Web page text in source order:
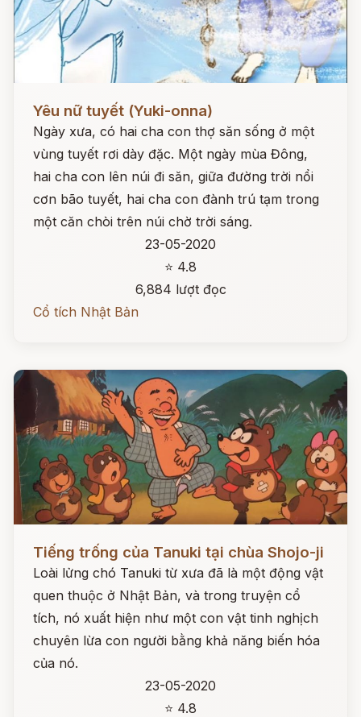
Yêu nữ tuyết (Yuki-onna)
Ngày xưa, có hai cha con thợ săn sống ở một
vùng tuyết rơi dày đặc. Một ngày mùa Đông,
hai cha con lên núi đi săn, giữa đường trời nổi
cơn bão tuyết, hai cha con đành trú tạm trong
một căn chòi trên núi chờ trời sáng.
23-05-2020
⭐ 4.8
6,884 lượt đọc
Cổ tích Nhật Bản
Đọc ngay
Tiếng trống của Tanuki tại chùa Shojo-ji
Loài lửng chó Tanuki từ xưa đã là một động vật
quen thuộc ở Nhật Bản, và trong truyện cổ
tích, nó xuất hiện như một con vật tinh nghịch
chuyên lừa con người bằng khả năng biến hóa
của nó.
23-05-2020
⭐ 4.8